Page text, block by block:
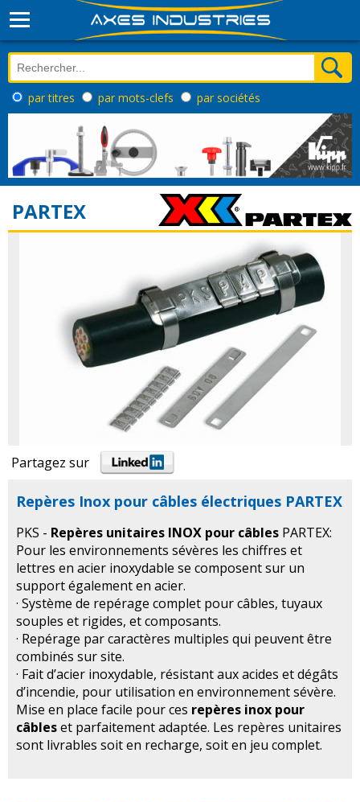
par titres par mots-clefs par sociétés
PARTEX
Partagez sur
Repères Inox pour câbles électriques PARTEX
PKS - Repères unitaires INOX pour câbles PARTEX:
Pour les environnements sévères les chiffres et
lettres en acier inoxydable se composent sur un
support également en acier.
· Système de repérage complet pour câbles, tuyaux
souples et rigides, et composants.
· Repérage par caractères multiples qui peuvent être
combinés sur site.
· Fait d’acier inoxydable, résistant aux acides et dégâts
d’incendie, pour utilisation en environnement sévère.
Mise en place facile pour ces repères inox pour
câbleset parfaitement adaptée. Les repères unitaires
sont livrables soit en recharge, soit en jeu complet.